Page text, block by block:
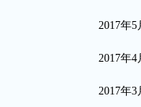
2017年5
2017年4
2017年3